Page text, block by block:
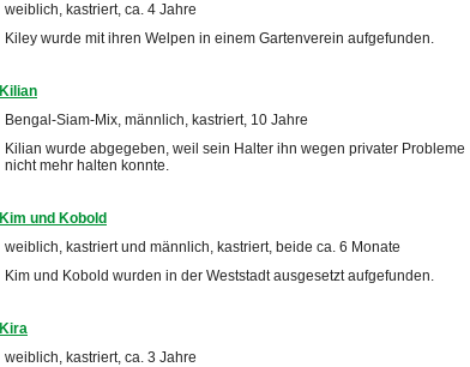
weiblich, kastriert, ca. 4 Jahre
Kiley wurde mit ihren Welpen in einem Gartenverein aufgefunden.
Kilian
Bengal-Siam-Mix, männlich, kastriert, 10 Jahre
Kilian wurde abgegeben, weil sein Halter ihn wegen privater Probleme
nicht mehr halten konnte.
Kim und Kobold
weiblich, kastriert und männlich, kastriert, beide ca. 6 Monate
Kim und Kobold wurden in der Weststadt ausgesetzt aufgefunden.
Kira
weiblich, kastriert, ca. 3 Jahre